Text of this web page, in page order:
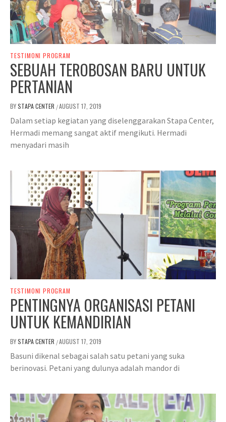
TESTIMONI PROGRAM
SEBUAH TEROBOSAN BARU UNTUK
PERTANIAN
BYSTAPA CENTER /AUGUST 17, 2019
Dalam setiap kegiatan yang diselenggarakan Stapa Center,
Hermadi memang sangat aktif mengikuti. Hermadi
menyadari masih
TESTIMONI PROGRAM
PENTINGNYA ORGANISASI PETANI
UNTUK KEMANDIRIAN
BYSTAPA CENTER /AUGUST 17, 2019
Basuni dikenal sebagai salah satu petani yang suka
berinovasi. Petani yang dulunya adalah mandor di